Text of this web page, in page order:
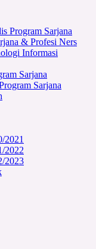
Program Sarjana
& Profesi Ners
Informasi
Sarjana
Sarjana
2021
2022
2023